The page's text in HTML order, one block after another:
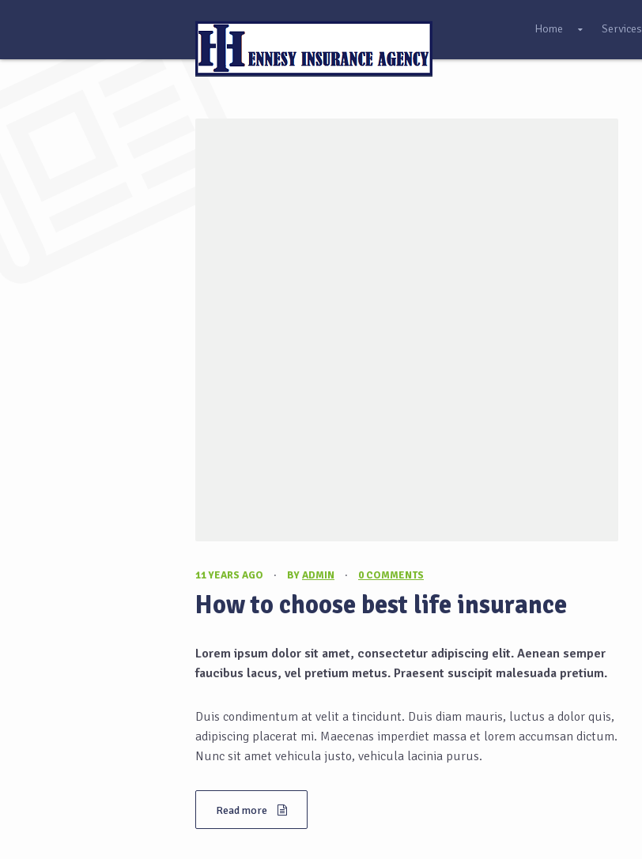
Home Services
11 YEARS AGO · BYADMIN · 0 COMMENTS
How to choose best life insurance
Lorem ipsum dolor sit amet, consectetur adipiscing elit. Aenean semper
faucibus lacus, vel pretium metus. Praesent suscipit malesuada pretium.
Duis condimentum at velit a tincidunt. Duis diam mauris, luctus a dolor quis,
adipiscing placerat mi. Maecenas imperdiet massa et lorem accumsan dictum.
Nunc sit amet vehicula justo, vehicula lacinia purus.
Read more